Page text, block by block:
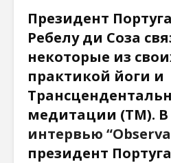
Президент
Ребелу ди Соза
некоторые из
практикой йоги и
медитации (ТМ).
интервью
президент